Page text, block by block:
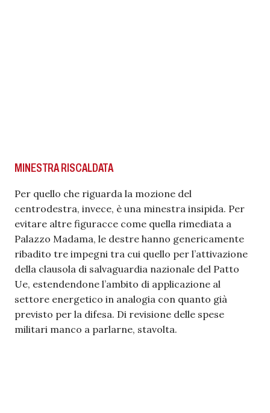
MINESTRA RISCALDATA
Per quello che riguarda la mozione del
centrodestra, invece, è una minestra insipida. Per
evitare altre figuracce come quella rimediata a
Palazzo Madama, le destre hanno genericamente
ribadito tre impegni tra cui quello per l’attivazione
della clausola di salvaguardia nazionale del Patto
Ue, estendendone l’ambito di applicazione al
settore energetico in analogia con quanto già
previsto per la difesa. Di revisione delle spese
militari manco a parlarne, stavolta.